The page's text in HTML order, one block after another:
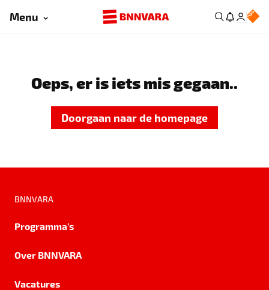
Menu
Oeps, er is iets mis gegaan..
Doorgaan naar de homepage
BNNVARA
Programma's
Over BNNVARA
Vacatures